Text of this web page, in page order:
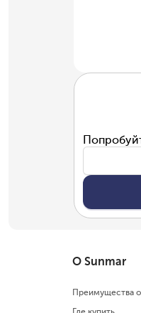
О Sunmar
Преимущества